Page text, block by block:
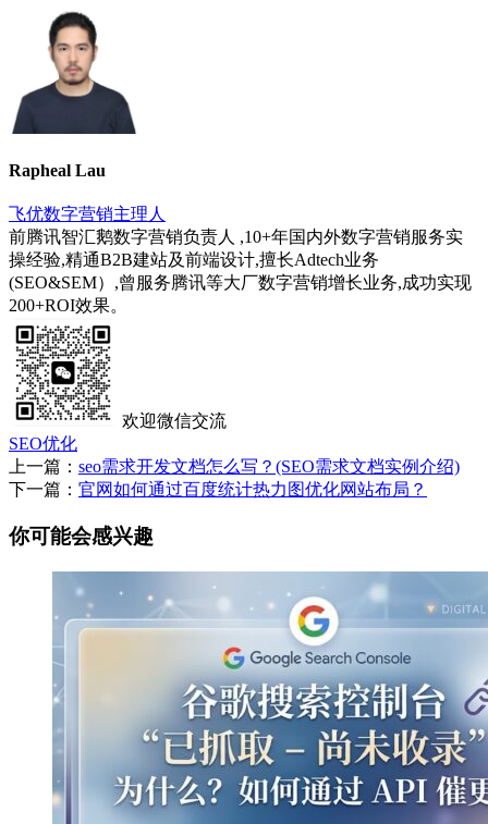
Rapheal Lau
飞优数字营销主理人
前腾讯智汇鹅数字营销负责人 ,10+年国内外数字营销服务实
操经验,精通B2B建站及前端设计,擅长Adtech业务
(SEO&SEM）,曾服务腾讯等大厂数字营销增长业务,成功实现
200+ROI效果。
欢迎微信交流
SEO优化
上一篇： seo需求开发文档怎么写？(SEO需求文档实例介绍)
下一篇： 官网如何通过百度统计热力图优化网站布局？
你可能会感兴趣